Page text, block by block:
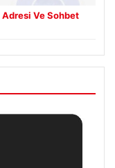
Ve Sohbet